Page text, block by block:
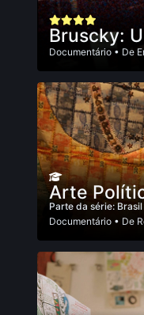
Bruscky:
Documentário • De
Arte
Parte da série:
Documentário • De